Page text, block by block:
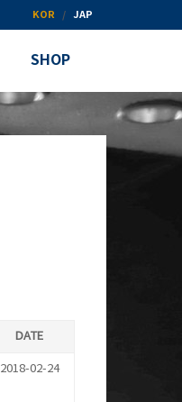
KOR JAP
SHOP
DATE
2018-02-24